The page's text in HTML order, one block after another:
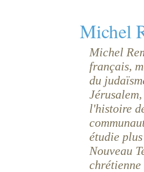
Michel
Michel
français,
du
l'histoire
étudie
Nouveau